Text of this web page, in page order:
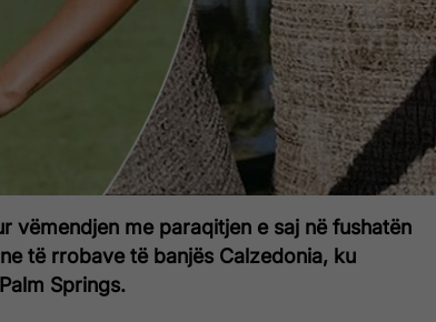
vëmendjen me paraqitjen e saj në fushatën
të rrobave të banjës Calzedonia, ku
Springs.